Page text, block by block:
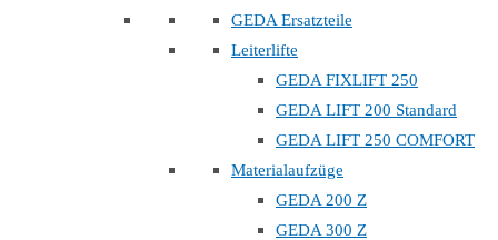
GEDA Ersatzteile
Leiterlifte
GEDA FIXLIFT 250
GEDA LIFT 200 Standard
GEDA LIFT 250 COMFORT
Materialaufzüge
GEDA 200 Z
GEDA 300 Z